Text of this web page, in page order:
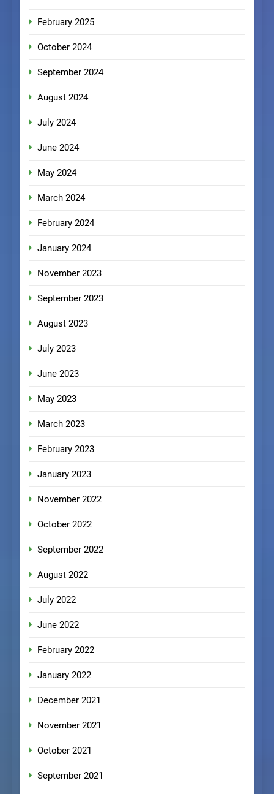
February 2025
October 2024
September 2024
August 2024
July 2024
June 2024
May 2024
March 2024
February 2024
January 2024
November 2023
September 2023
August 2023
July 2023
June 2023
May 2023
March 2023
February 2023
January 2023
November 2022
October 2022
September 2022
August 2022
July 2022
June 2022
February 2022
January 2022
December 2021
November 2021
October 2021
September 2021